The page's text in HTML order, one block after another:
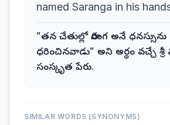
named Saranga in his
"తన చేతుల్లో సారంగ అనే ధనస్సును
ధరించినవాడు" అని అర్థం వచ్చే శ్రీ
సంస్కృత పేరు.
SIMILAR WORDS (SYNONYMS)